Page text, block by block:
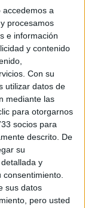
accedemos a
procesamos
e información
y contenido
Con su
utilizar datos de
mediante las
para otorgarnos
socios para
descrito. De
su
y
consentimiento.
sus datos
pero usted
las notas. No
que no te
la
los malos
nueva vida
ánimo y hasta